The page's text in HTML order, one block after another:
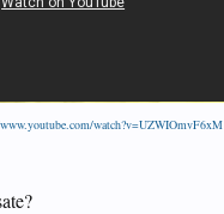
watch?v=UZWIOmvF6xM